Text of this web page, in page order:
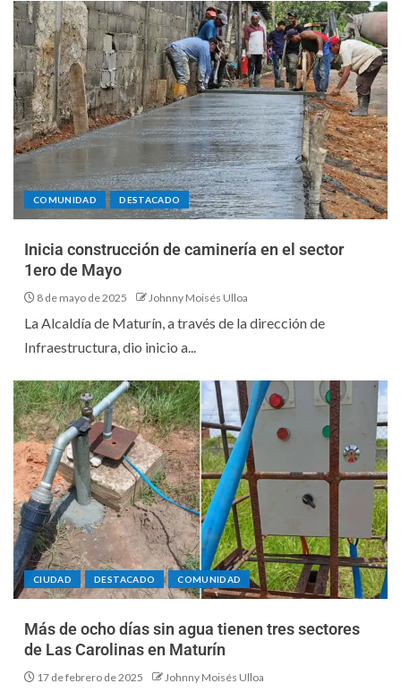
COMUNIDAD DESTACADO
Inicia construcción de caminería en el sector
1ero de Mayo
8 de mayo de 2025 Johnny Moisés Ulloa
La Alcaldía de Maturín, a través de la dirección de
Infraestructura, dio inicio a...
CIUDAD DESTACADO COMUNIDAD
Más de ocho días sin agua tienen tres sectores
de Las Carolinas en Maturín
17 de febrero de 2025 Johnny Moisés Ulloa